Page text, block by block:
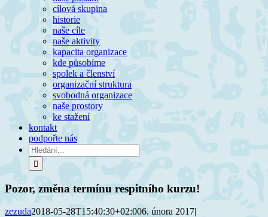
cílová skupina
historie
naše cíle
naše aktivity
kapacita organizace
kde působíme
spolek a členství
organizační struktura
svobodná organizace
naše prostory
ke stažení
kontakt
podpořte nás
Hledat:
Pozor, změna termínu respitního kurzu!
zezuda2018-05-28T15:40:30+02:006. února 2017|